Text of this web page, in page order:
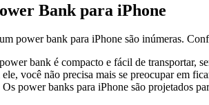
Bank para iPhone
power bank para iPhone são inúmeras.
bank é compacto e fácil de transportar,
você não precisa mais se preocupar em
Os power banks para iPhone são projetados